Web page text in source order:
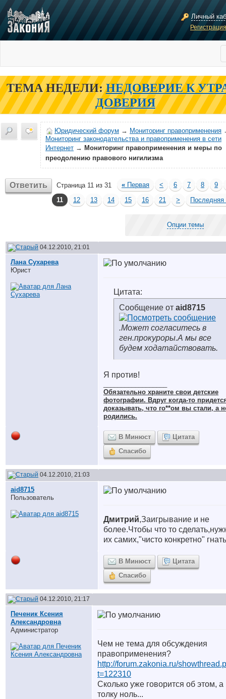
Личный
ТЕМА НЕДЕЛИ: НЕДОВЕРИЕ К
ДОВЕРИЯ
Юридический форум → Мониторинг правоприменения
Мониторинг законодательства и правоприменения в сети
Интернет → Мониторинг правоприменения и меры по
преодолению правового нигилизма
Ответить Страница 11 из 31 « Первая < 6 7 8
9
11
12 13 14 15 16 21 > Последняя
Опции темы
04.12.2010, 21:01
Лана Сухарева
Юрист
Цитата:
Сообщение от aid8715
.Может согласитесь в
ген.прокуроры.А мы все
будем ходатайствовать.
Я против!
Обязательно храните cвои детские
фотографии. Вдруг когда-то
доказывать, что го**ом вы стали, а
родились.
В Минюст
Цитата
Спасибо
04.12.2010, 21:03
aid8715
Пользователь
Дмитрий,Заигрывание и не
более.Чтобы что то
их самих,"чисто конкретно"
В Минюст
Цитата
Спасибо
04.12.2010, 21:17
Печеник Ксения
Александровна
Администратор
Чем не тема для обсуждения
правоприменения?
http://forum.zakonia.ru/
t=122310
Сколько уже говорится об этом, а
толку ноль...